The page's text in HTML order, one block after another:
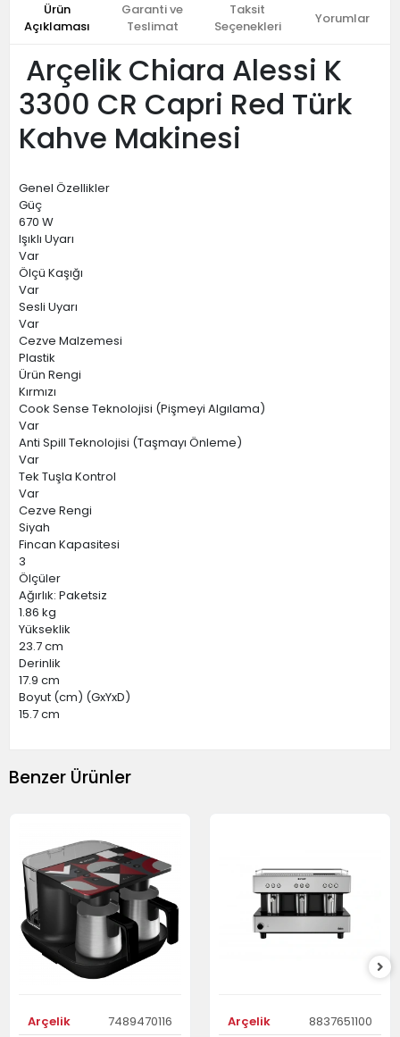
Ürün
Açıklaması
Garanti ve
Teslimat
Taksit
Seçenekleri
Yorumlar
Arçelik Chiara Alessi K
3300 CR Capri Red Türk
Kahve Makinesi
Genel Özellikler
Güç
670 W
Işıklı Uyarı
Var
Ölçü Kaşığı
Var
Sesli Uyarı
Var
Cezve Malzemesi
Plastik
Ürün Rengi
Kırmızı
Cook Sense Teknolojisi (Pişmeyi Algılama)
Var
Anti Spill Teknolojisi (Taşmayı Önleme)
Var
Tek Tuşla Kontrol
Var
Cezve Rengi
Siyah
Fincan Kapasitesi
3
Ölçüler
Ağırlık: Paketsiz
1.86 kg
Yükseklik
23.7 cm
Derinlik
17.9 cm
Boyut (cm) (GxYxD)
15.7 cm
Benzer Ürünler
Arçelik 7489470116 Arçelik 8837651100